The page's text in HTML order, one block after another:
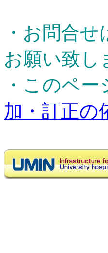
・お問合せ
お願い致し
・このペ
加・訂正の